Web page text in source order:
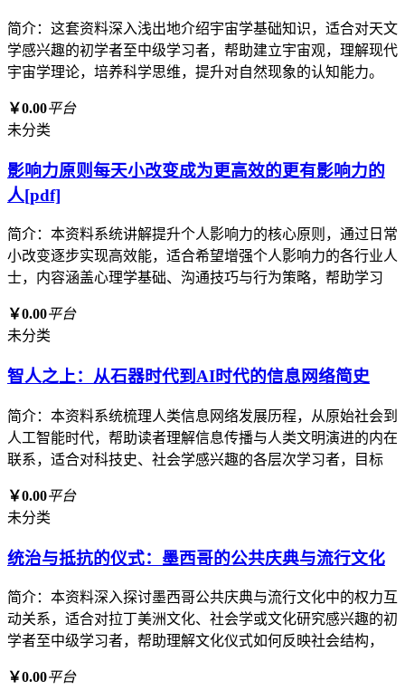
简介：这套资料深入浅出地介绍宇宙学基础知识，适合对天文
学感兴趣的初学者至中级学习者，帮助建立宇宙观，理解现代
宇宙学理论，培养科学思维，提升对自然现象的认知能力。
￥0.00平台
未分类
影响力原则每天小改变成为更高效的更有影响力的
人[pdf]
简介：本资料系统讲解提升个人影响力的核心原则，通过日常
小改变逐步实现高效能，适合希望增强个人影响力的各行业人
士，内容涵盖心理学基础、沟通技巧与行为策略，帮助学习
￥0.00平台
未分类
智人之上：从石器时代到AI时代的信息网络简史
简介：本资料系统梳理人类信息网络发展历程，从原始社会到
人工智能时代，帮助读者理解信息传播与人类文明演进的内在
联系，适合对科技史、社会学感兴趣的各层次学习者，目标
￥0.00平台
未分类
统治与抵抗的仪式：墨西哥的公共庆典与流行文化
简介：本资料深入探讨墨西哥公共庆典与流行文化中的权力互
动关系，适合对拉丁美洲文化、社会学或文化研究感兴趣的初
学者至中级学习者，帮助理解文化仪式如何反映社会结构，
￥0.00平台